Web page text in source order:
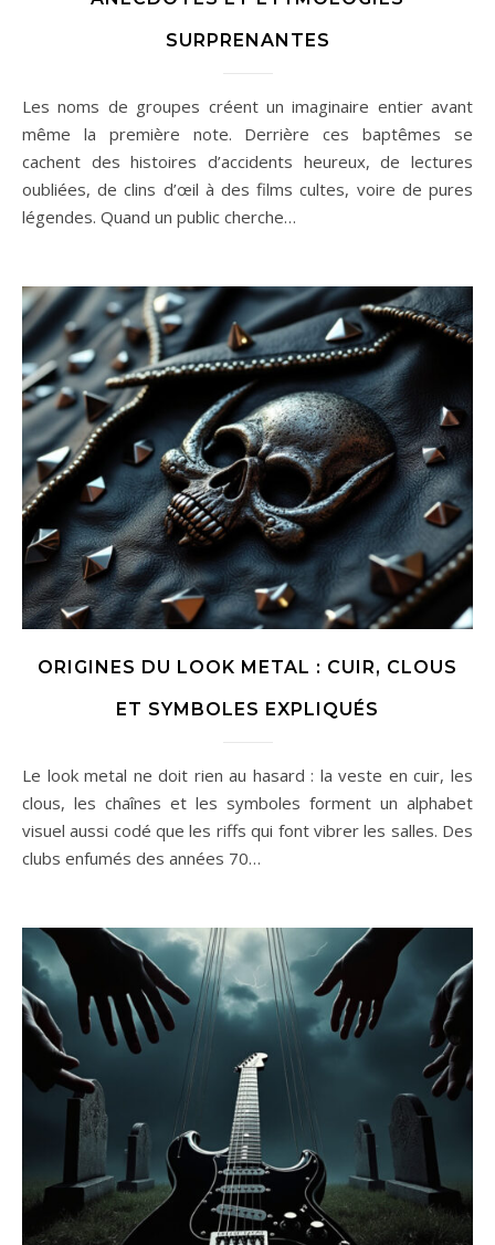
SURPRENANTES
Les noms de groupes créent un imaginaire entier avant
même la première note. Derrière ces baptêmes se
cachent des histoires d’accidents heureux, de lectures
oubliées, de clins d’œil à des films cultes, voire de pures
légendes. Quand un public cherche…
ORIGINES DU LOOK METAL : CUIR, CLOUS
ET SYMBOLES EXPLIQUÉS
Le look metal ne doit rien au hasard : la veste en cuir, les
clous, les chaînes et les symboles forment un alphabet
visuel aussi codé que les riffs qui font vibrer les salles. Des
clubs enfumés des années 70…